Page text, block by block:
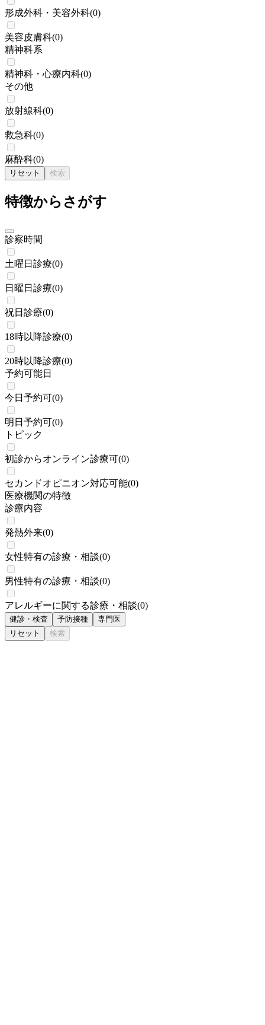
形成外科・美容外科(0)
美容皮膚科(0)
精神科系
精神科・心療内科(0)
その他
放射線科(0)
救急科(0)
麻酔科(0)
リセット 検索
特徴からさがす
診察時間
土曜日診療(0)
日曜日診療(0)
祝日診療(0)
18時以降診療(0)
20時以降診療(0)
予約可能日
今日予約可(0)
明日予約可(0)
トピック
初診からオンライン診療可(0)
セカンドオピニオン対応可能(0)
医療機関の特徴
診療内容
発熱外来(0)
女性特有の診療・相談(0)
男性特有の診療・相談(0)
アレルギーに関する診療・相談(0)
健診・検査 予防接種
専門医
リセット
検索